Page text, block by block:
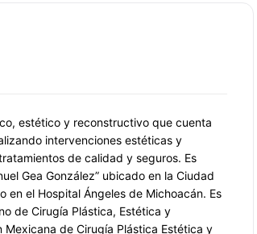
estético y reconstructivo que cuenta
intervenciones estéticas y
de calidad y seguros. Es
Gea González” ubicado en la Ciudad
en el Hospital Ángeles de Michoacán. Es
de Cirugía Plástica, Estética y
de Cirugía Plástica Estética y